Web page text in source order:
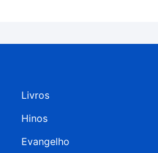
Livros
Hinos
Evangelho